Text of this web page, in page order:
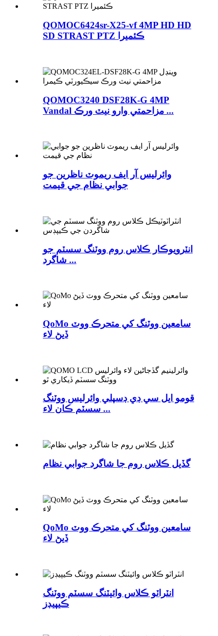
QOMOC6424sr-X25-vf 4MP HD HD
SD STRAST PTZ ڪئميرا
QOMOC3240 DSF28K-G 4MP
Vandal مزاحمتي وارو نيٽ ورڪ ...
وائرلیس آر ايف ريموٽ ناظرین جو
جوابي نظام جي قيمت
انٽرويوڪار ڪلاس روم ووٽنگ سسٽم جو
شاگرد ...
QoMo سامعين ووٽنگ کي متحرڪ ووٽ
ڏيڻ لاء
قومو ايل سي ڊي ڊسپلي وائرليس ووٽنگ
سسٽم ڪان لاء ...
گڏيل ڪلاس روم جا شاگرد جوابي نظام
QoMo سامعين ووٽنگ کي متحرڪ ووٽ
ڏيڻ لاء
انٽراٽو ڪلاس وائيٽنگ سسٽم ووٽنگ
ڪيپيڊز